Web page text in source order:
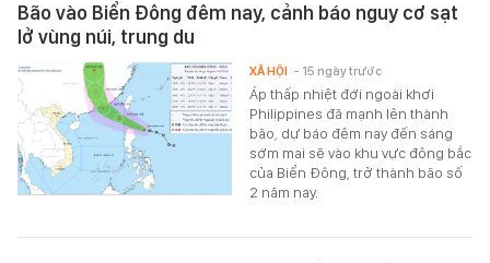
Bão vào Biển Đông đêm nay, cảnh báo nguy cơ sạt
lở vùng núi, trung du
Áp thấp nhiệt đới ngoài khơi
Philippines đã mạnh lên thành
bão, dự báo đêm nay đến sáng
sớm mai sẽ vào khu vực đông bắc
của Biển Đông, trở thành bão số
2 năm nay.
XÃ HỘI - 15 ngày trước